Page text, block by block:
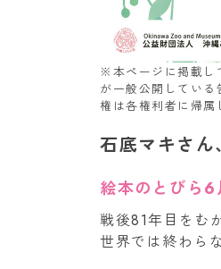
※本ページに掲載し
が一般公開してい
権は各権利者に帰属
石底マキさ
絵本のとびら6
戦後81年目をむ
世界では終わら